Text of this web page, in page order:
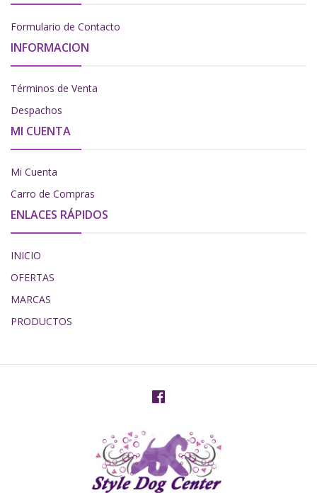
Formulario de Contacto
INFORMACION
Términos de Venta
Despachos
MI CUENTA
Mi Cuenta
Carro de Compras
ENLACES RÁPIDOS
INICIO
OFERTAS
MARCAS
PRODUCTOS